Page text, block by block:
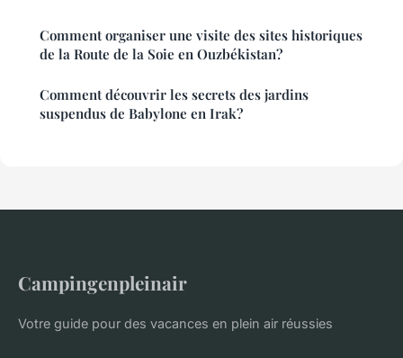
Comment organiser une visite des sites historiques
de la Route de la Soie en Ouzbékistan?
Comment découvrir les secrets des jardins
suspendus de Babylone en Irak?
Campingenpleinair
Votre guide pour des vacances en plein air réussies